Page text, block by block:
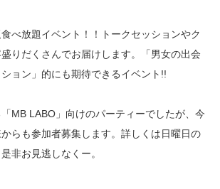
べ放題イベント！！トークセッションやク
りだくさんでお届けします。「男女の出会
ョン」的にも期待できるイベント!!
MB LABO」向けのパーティーでしたが、今
らも参加者募集します。詳しくは日曜日の
非お見逃しなくー。